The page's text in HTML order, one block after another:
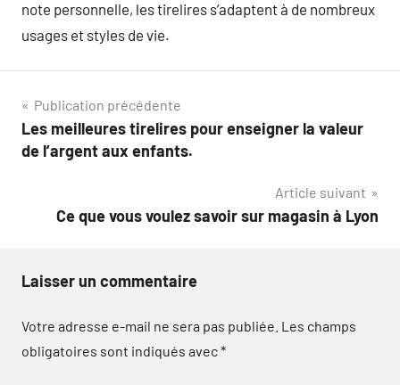
note personnelle, les tirelires s’adaptent à de nombreux
usages et styles de vie.
Navigation
de
Publication précédente
Les meilleures tirelires pour enseigner la valeur
de l’argent aux enfants.
Article suivant
Ce que vous voulez savoir sur magasin à Lyon
Laisser un commentaire
Votre adresse e-mail ne sera pas publiée. Les champs
obligatoires sont indiqués avec*